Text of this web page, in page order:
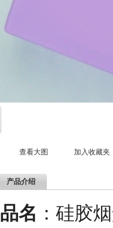
查看大图 加入收藏夹
产品介绍
品名 ：硅